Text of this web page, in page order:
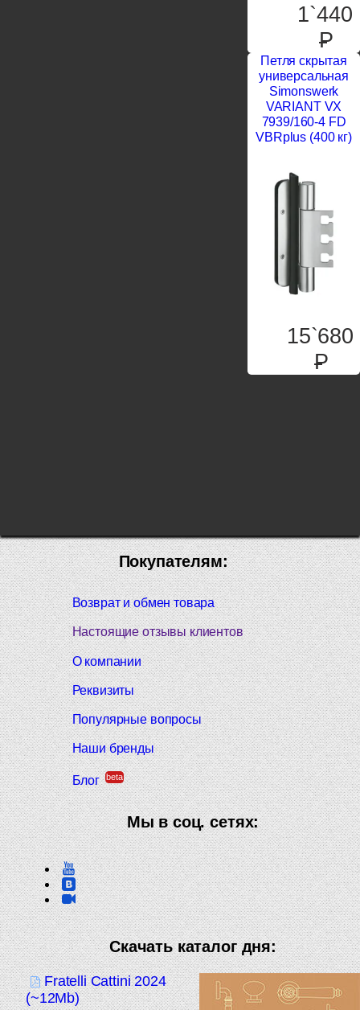
1`440
P
Петля скрытая
универсальная
Simonswerk
VARIANT VX
7939/160-4 FD
VBRplus (400 кг)
15`680
P
Покупателям:
Возврат и обмен товара
Настоящие отзывы клиентов
О компании
Реквизиты
Популярные вопросы
Наши бренды
Блог beta
Мы в соц. сетях:
Скачать каталог дня:
Fratelli Cattini 2024
(~12Mb)